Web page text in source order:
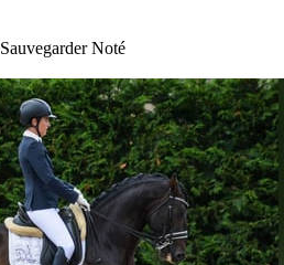
Sauvegarder Noté